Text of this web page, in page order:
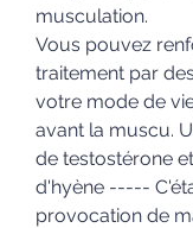
musculation.
Vous pouvez
traitement par
votre mode de
avant la muscu.
de testostérone
d'hyène -----
provocation de